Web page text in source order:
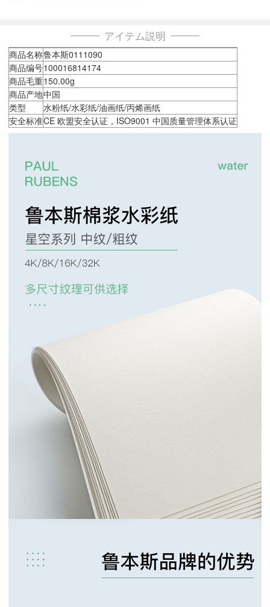
アイテム説明
商品名称鲁本斯0111090
商品编号100016814174
商品毛重150.00g
商品产地中国
类型
水粉纸/水彩纸/油画纸/丙烯画纸
安全标准CE 欧盟安全认证，ISO9001 中国质量管理体系认证